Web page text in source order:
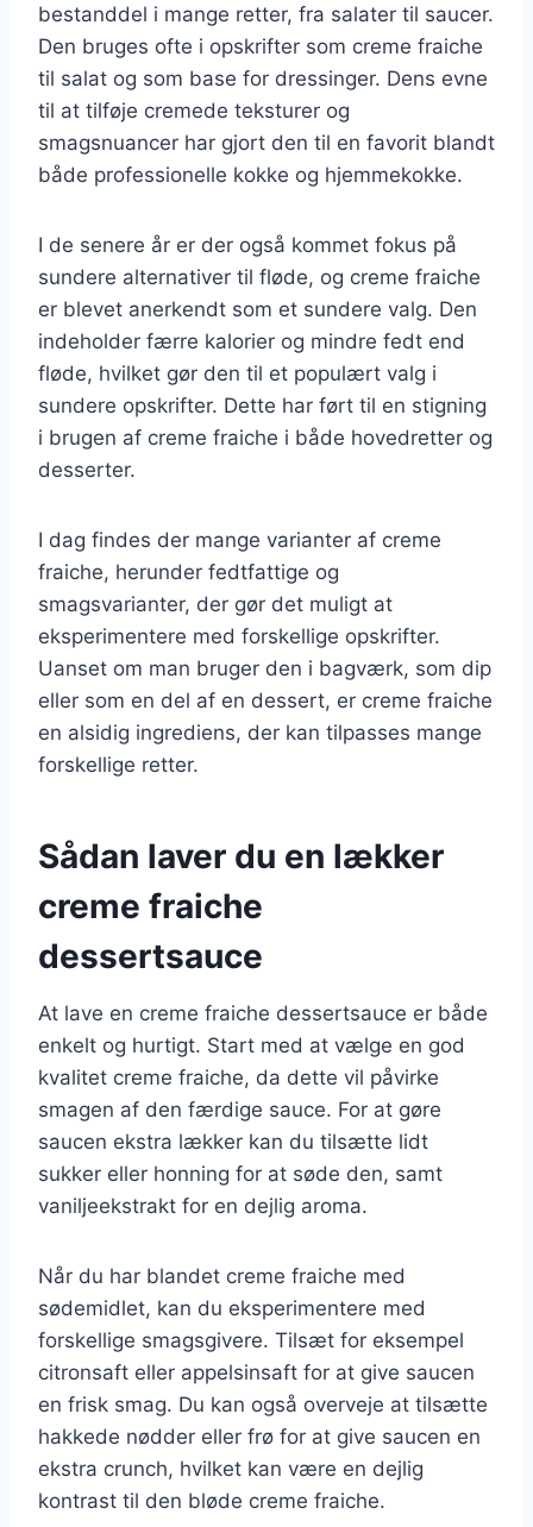
bestanddel i mange retter, fra salater til saucer.
Den bruges ofte i opskrifter som creme fraiche
til salat og som base for dressinger. Dens evne
til at tilføje cremede teksturer og
smagsnuancer har gjort den til en favorit blandt
både professionelle kokke og hjemmekokke.
I de senere år er der også kommet fokus på
sundere alternativer til fløde, og creme fraiche
er blevet anerkendt som et sundere valg. Den
indeholder færre kalorier og mindre fedt end
fløde, hvilket gør den til et populært valg i
sundere opskrifter. Dette har ført til en stigning
i brugen af creme fraiche i både hovedretter og
desserter.
I dag findes der mange varianter af creme
fraiche, herunder fedtfattige og
smagsvarianter, der gør det muligt at
eksperimentere med forskellige opskrifter.
Uanset om man bruger den i bagværk, som dip
eller som en del af en dessert, er creme fraiche
en alsidig ingrediens, der kan tilpasses mange
forskellige retter.
Sådan laver du en lækker
creme fraiche
dessertsauce
At lave en creme fraiche dessertsauce er både
enkelt og hurtigt. Start med at vælge en god
kvalitet creme fraiche, da dette vil påvirke
smagen af den færdige sauce. For at gøre
saucen ekstra lækker kan du tilsætte lidt
sukker eller honning for at søde den, samt
vaniljeekstrakt for en dejlig aroma.
Når du har blandet creme fraiche med
sødemidlet, kan du eksperimentere med
forskellige smagsgivere. Tilsæt for eksempel
citronsaft eller appelsinsaft for at give saucen
en frisk smag. Du kan også overveje at tilsætte
hakkede nødder eller frø for at give saucen en
ekstra crunch, hvilket kan være en dejlig
kontrast til den bløde creme fraiche.